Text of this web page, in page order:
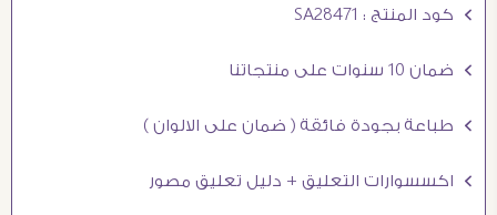
Ö كود المنتج : SA28471
Ö ضمان 10 سنوات على منتجاتنا
Ö طباعة بجودة فائقة ( ضمان على الالوان )
Ö اكسسوارات التعليق + دليل تعليق مصور